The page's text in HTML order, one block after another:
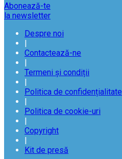
Abonează-te
la newsletter
Despre noi
|
Contactează-ne
|
Termeni și condiții
|
Politica de confidențialitate
|
Politica de cookie-uri
|
Copyright
|
Kit de presă